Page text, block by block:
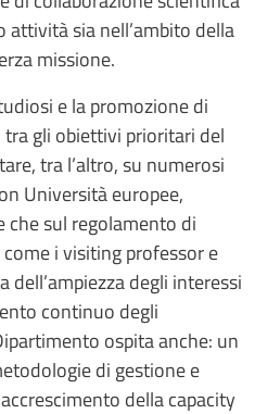
sia nell’ambito della
missione.
e la promozione di
gli obiettivi prioritari del
tra l’altro, su numerosi
Università europee,
che sul regolamento di
i visiting professor e
dell’ampiezza degli interessi
continuo degli
ospita anche: un
di gestione e
della capacity